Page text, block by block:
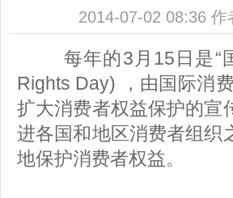
2014-07-02 08:36
每年的3月15日是“国
Rights Day) ，由国际消
扩大消费者权益保护的宣
进各国和地区消费者组织
地保护消费者权益。